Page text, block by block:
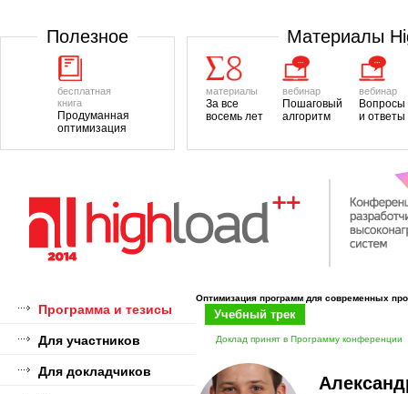
Полезноe
бесплатная
книга
Продуманная
оптимизация
Материалы
материалы
За все
восемь лет
вебинар
Пошаговый
алгоритм
вебинар
Вопросы
и ответы
Программа и тезисы
Для участников
Для докладчиков
Оптимизация программ для современных
Учебный трек
Доклад принят в Программу конференции